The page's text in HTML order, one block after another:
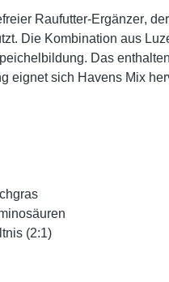
Raufutter-Ergänzer,
Die Kombination aus
. Das
eignet sich Havens Mix
(2:1)